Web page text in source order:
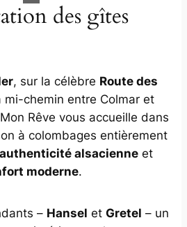
des gîtes
, sur la célèbre Route des
mi-chemin entre Colmar et
Rêve vous accueille dans
à colombages entièrement
authenticité alsacienneet
moderne.
– Hansel et Gretel – un